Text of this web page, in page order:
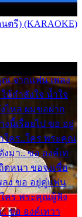
ตรี) (KARAOKE)
จากแฟน เพลง
ห้กำลังใจ น้ำใจ
ไหล ผมขอฝาก
งนี้เรื่อยไป ขอ อยู่
ใคร..ใคร พระคุณ
มา.. ขอ องค์เท
หนา ขอจงเชื่อ
ลง ขอ อยู่คู่แฟน
ใคร พระคุณผู้ฟัง
ขอ องค์เทวา